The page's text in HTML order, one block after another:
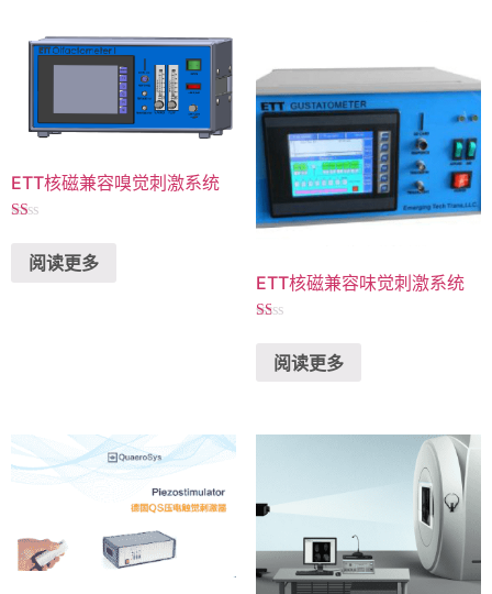
ETT核磁兼容嗅觉刺激系统
1.00
&sol;
阅读更多
ETT核磁兼容味觉刺激系统
1.00
&sol;
阅读更多